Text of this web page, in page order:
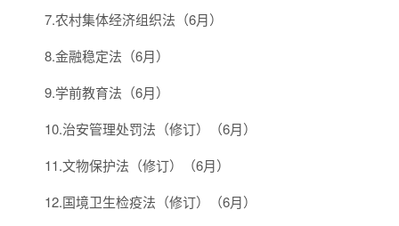
7.农村集体经济组织法（6月）
8.金融稳定法（6月）
9.学前教育法（6月）
10.治安管理处罚法（修订）（6月）
11.文物保护法（修订）（6月）
12.国境卫生检疫法（修订）（6月）